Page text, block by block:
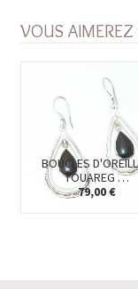
VOUS AIMEREZ
BOUCLES
TOUAREG …
79,00 €